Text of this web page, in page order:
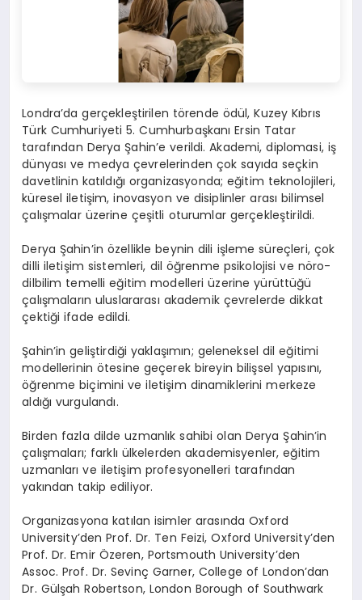
Londra’da gerçekleştirilen törende ödül, Kuzey Kıbrıs
Türk Cumhuriyeti 5. Cumhurbaşkanı Ersin Tatar
tarafından Derya Şahin’e verildi. Akademi, diplomasi, iş
dünyası ve medya çevrelerinden çok sayıda seçkin
davetlinin katıldığı organizasyonda; eğitim teknolojileri,
küresel iletişim, inovasyon ve disiplinler arası bilimsel
çalışmalar üzerine çeşitli oturumlar gerçekleştirildi.
Derya Şahin’in özellikle beynin dili işleme süreçleri, çok
dilli iletişim sistemleri, dil öğrenme psikolojisi ve nöro-
dilbilim temelli eğitim modelleri üzerine yürüttüğü
çalışmaların uluslararası akademik çevrelerde dikkat
çektiği ifade edildi.
Şahin’in geliştirdiği yaklaşımın; geleneksel dil eğitimi
modellerinin ötesine geçerek bireyin bilişsel yapısını,
öğrenme biçimini ve iletişim dinamiklerini merkeze
aldığı vurgulandı.
Birden fazla dilde uzmanlık sahibi olan Derya Şahin’in
çalışmaları; farklı ülkelerden akademisyenler, eğitim
uzmanları ve iletişim profesyonelleri tarafından
yakından takip ediliyor.
Organizasyona katılan isimler arasında Oxford
University’den Prof. Dr. Ten Feizi, Oxford University’den
Prof. Dr. Emir Özeren, Portsmouth University’den
Assoc. Prof. Dr. Sevinç Garner, College of London’dan
Dr. Gülşah Robertson, London Borough of Southwark